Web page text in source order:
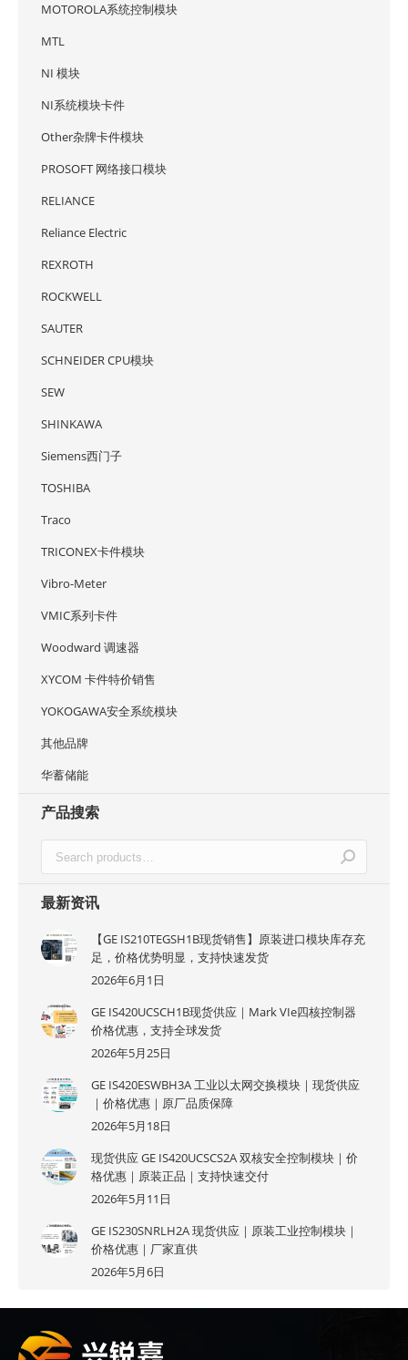
MOTOROLA系统控制模块
MTL
NI 模块
NI系统模块卡件
Other杂牌卡件模块
PROSOFT 网络接口模块
RELIANCE
Reliance Electric
REXROTH
ROCKWELL
SAUTER
SCHNEIDER CPU模块
SEW
SHINKAWA
Siemens西门子
TOSHIBA
Traco
TRICONEX卡件模块
Vibro-Meter
VMIC系列卡件
Woodward 调速器
XYCOM 卡件特价销售
YOKOGAWA安全系统模块
其他品牌
华蓄储能
产品搜索
最新资讯
【GE IS210TEGSH1B现货销售】原装进口模块库存充
足，价格优势明显，支持快速发货
2026年6月1日
GE IS420UCSCH1B现货供应｜Mark VIe四核控制器
价格优惠，支持全球发货
2026年5月25日
GE IS420ESWBH3A 工业以太网交换模块｜现货供应
｜价格优惠｜原厂品质保障
2026年5月18日
现货供应 GE IS420UCSCS2A 双核安全控制模块｜价
格优惠｜原装正品｜支持快速交付
2026年5月11日
GE IS230SNRLH2A 现货供应｜原装工业控制模块｜
价格优惠｜厂家直供
2026年5月6日